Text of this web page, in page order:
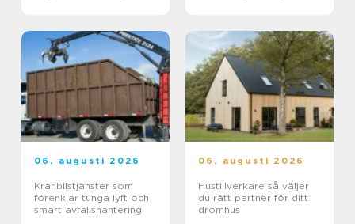
06. augusti 2026
Kranbilstjänster som
förenklar tunga lyft och
smart avfallshantering
06. augusti 2026
Hustillverkare så väljer
du rätt partner för ditt
drömhus